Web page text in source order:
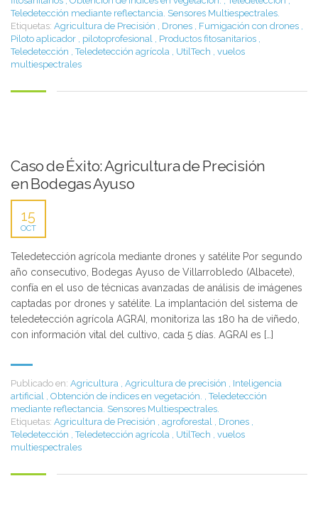
Teledetección mediante reflectancia. Sensores Multiespectrales.
Etiquetas: Agricultura de Precisión , Drones , Fumigación con drones ,
Piloto aplicador , pilotoprofesional , Productos fitosanitarios ,
Teledetección , Teledetección agrícola , UtilTech , vuelos
multiespectrales
Caso de Éxito: Agricultura de Precisión
en Bodegas Ayuso
15
OCT
Teledetección agrícola mediante drones y satélite Por segundo
año consecutivo, Bodegas Ayuso de Villarrobledo (Albacete),
confía en el uso de técnicas avanzadas de análisis de imágenes
captadas por drones y satélite. La implantación del sistema de
teledetección agrícola AGRAI, monitoriza las 180 ha de viñedo,
con información vital del cultivo, cada 5 días. AGRAI es […]
Publicado en: Agricultura , Agricultura de precisión , Inteligencia
artificial , Obtención de índices en vegetación. , Teledetección
mediante reflectancia. Sensores Multiespectrales.
Etiquetas: Agricultura de Precisión , agroforestal , Drones ,
Teledetección , Teledetección agrícola , UtilTech , vuelos
multiespectrales